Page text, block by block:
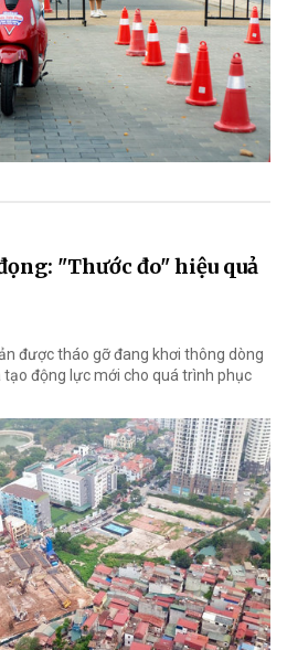
"Thước đo" hiệu quả
được tháo gỡ đang khơi thông dòng
động lực mới cho quá trình phục